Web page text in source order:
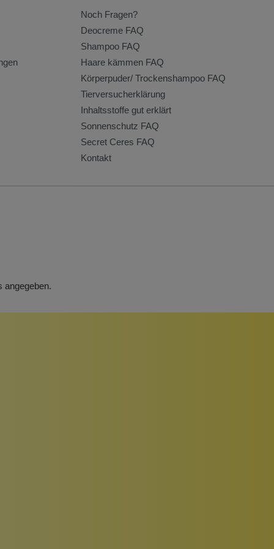
Noch Fragen?
Deocreme FAQ
Shampoo FAQ
Haare kämmen FAQ
Körperpuder/ Trockenshampoo FAQ
Tierversucherklärung
Inhaltsstoffe gut erklärt
Sonnenschutz FAQ
Secret Ceres FAQ
Kontakt
angegeben.